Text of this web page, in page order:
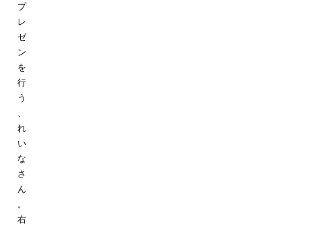
プ
レ
ゼ
ン
を
行
う
、
れ
い
な
さ
ん
。
右